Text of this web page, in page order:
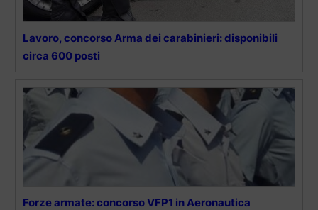
Lavoro, concorso Arma dei carabinieri: disponibili
circa 600 posti
Forze armate: concorso VFP1 in Aeronautica